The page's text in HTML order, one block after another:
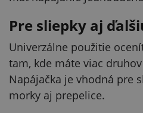
Pre sliepky aj
Univerzálne použitie
tam, kde máte viac
Napájačka je vhodná pre
morky aj prepelice.